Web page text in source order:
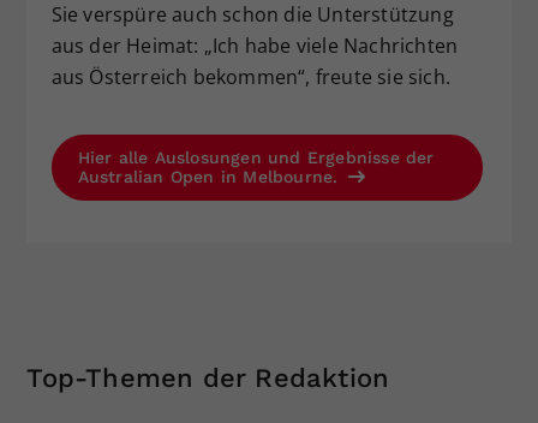
Sie verspüre auch schon die Unterstützung
aus der Heimat: „Ich habe viele Nachrichten
aus Österreich bekommen“, freute sie sich.
Hier alle Auslosungen und Ergebnisse der
Australian Open in Melbourne.
Top-Themen der Redaktion